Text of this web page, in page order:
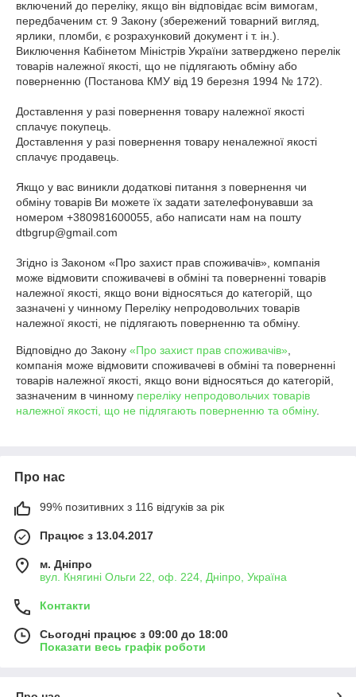
включений до переліку, якщо він відповідає всім вимогам,
передбаченим ст. 9 Закону (збережений товарний вигляд,
ярлики, пломби, є розрахунковий документ і т. ін.).
Виключення Кабінетом Міністрів України затверджено перелік
товарів належної якості, що не підлягають обміну або
поверненню (Постанова КМУ від 19 березня 1994 № 172).
Доставлення у разі повернення товару належної якості
сплачує покупець.
Доставлення у разі повернення товару неналежної якості
сплачує продавець.
Якщо у вас виникли додаткові питання з повернення чи
обміну товарів Ви можете їх задати зателефонувавши за
номером +380981600055, або написати нам на пошту
dtbgrup@gmail.com
Згідно із Законом «Про захист прав споживачів», компанія
може відмовити споживачеві в обміні та поверненні товарів
належної якості, якщо вони відносяться до категорій, що
зазначені у чинному Переліку непродовольчих товарів
Відповідно до Закону «Про захист прав споживачів»
компанія може відмовити споживачеві в обміні та поверненні
товарів належної якості, якщо вони відносяться до категорій,
зазначеним в чинному переліку непродовольчих товарів
належної якості, що не підлягають поверненню та обміну.
Про нас
99% позитивних з 116 відгуків за рік
Працює з 13.04.2017
м. Дніпро
вул. Княгині Ольги 22, оф. 224, Дніпро, Україна
Контакти
Сьогодні працює з 09:00 до 18:00
Показати весь графік роботи